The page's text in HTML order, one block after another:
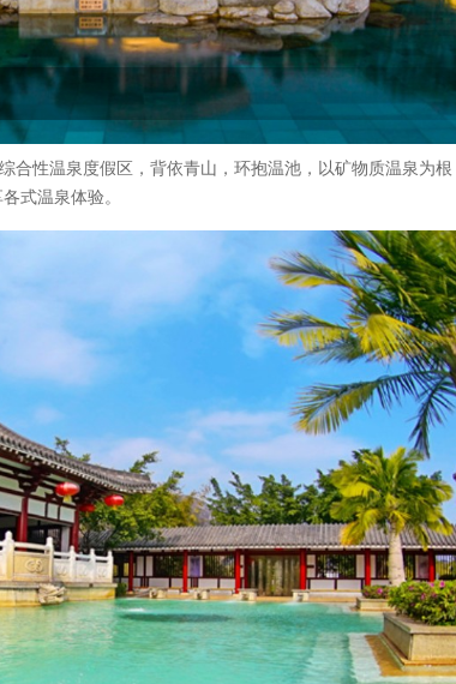
合性温泉度假区，背依青山，环抱温池，以矿物质温泉为
式温泉体验。